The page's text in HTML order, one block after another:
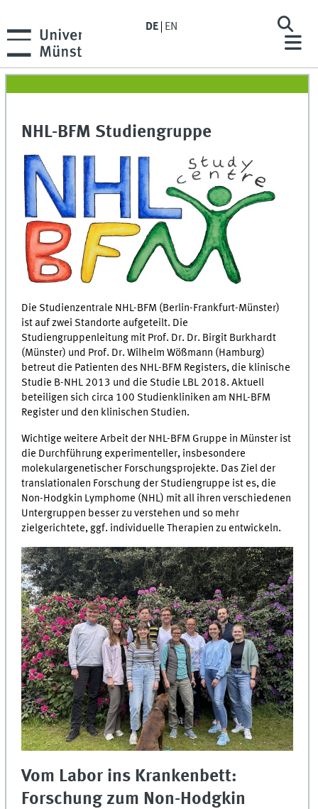
DE EN
NHL-BFM Studiengruppe
Die Studienzentrale NHL-BFM (Berlin-Frankfurt-Münster)
ist auf zwei Standorte aufgeteilt. Die
Studiengruppenleitung mit Prof. Dr. Dr. Birgit Burkhardt
(Münster) und Prof. Dr. Wilhelm Wößmann (Hamburg)
betreut die Patienten des NHL-BFM Registers, die klinische
Studie B-NHL 2013 und die Studie LBL 2018. Aktuell
beteiligen sich circa 100 Studienkliniken am NHL-BFM
Register und den klinischen Studien.
Wichtige weitere Arbeit der NHL-BFM Gruppe in Münster ist
die Durchführung experimenteller, insbesondere
molekulargenetischer Forschungsprojekte. Das Ziel der
translationalen Forschung der Studiengruppe ist es, die
Non-Hodgkin Lymphome (NHL) mit all ihren verschiedenen
Untergruppen besser zu verstehen und so mehr
zielgerichtete, ggf. individuelle Therapien zu entwickeln.
Vom Labor ins Krankenbett:
Forschung zum Non-Hodgkin